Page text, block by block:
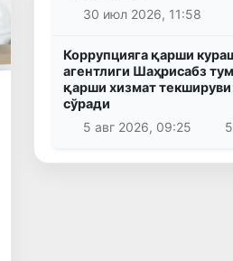
30 июл 2026, 11:58
Коррупцияга қарши
агентлиги Шаҳрисабз
қарши хизмат
сўради
5 авг 2026, 09:25